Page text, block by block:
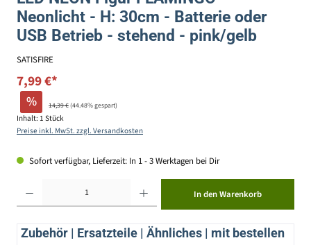
Neonlicht - H: 30cm - Batterie oder
USB Betrieb - stehend - pink/gelb
SATISFIRE
7,99 €*
% 14,39 €(44.48% gespart)
Inhalt: 1 Stück
Preise inkl. MwSt. zzgl. Versandkosten
Sofort verfügbar, Lieferzeit: In 1 - 3 Werktagen bei Dir
In den Warenkorb
Zubehör | Ersatzteile | Ähnliches | mit bestellen